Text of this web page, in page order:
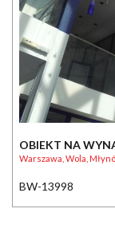
OBIEKT NA
Warszawa, Wola,
BW-13998